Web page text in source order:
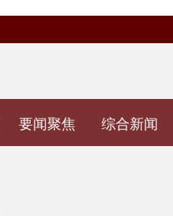
要闻聚焦 综合新闻